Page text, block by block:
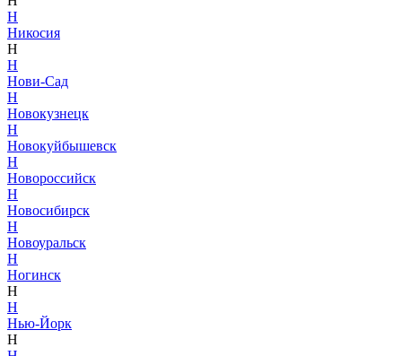
Н
Никосия
Н
Н
Нови-Сад
Н
Новокузнецк
Н
Новокуйбышевск
Н
Новороссийск
Н
Новосибирск
Н
Новоуральск
Н
Ногинск
Н
Н
Нью-Йорк
Н